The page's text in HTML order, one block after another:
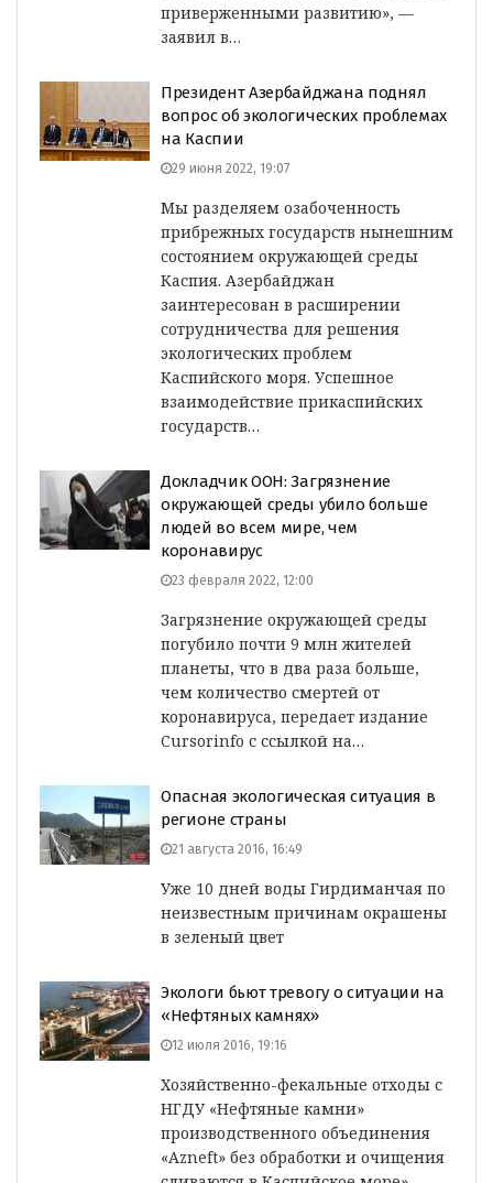
приверженными развитию», —
заявил в…
Президент Азербайджана поднял
вопрос об экологических проблемах
на Каспии
29 июня 2022, 19:07
Мы разделяем озабоченность
прибрежных государств нынешним
состоянием окружающей среды
Каспия. Азербайджан
заинтересован в расширении
сотрудничества для решения
экологических проблем
Каспийского моря. Успешное
взаимодействие прикаспийских
государств…
Докладчик ООН: Загрязнение
окружающей среды убило больше
людей во всем мире, чем
коронавирус
23 февраля 2022, 12:00
Загрязнение окружающей среды
погубило почти 9 млн жителей
планеты, что в два раза больше,
чем количество смертей от
коронавируса, передает издание
Cursorinfo с ссылкой на…
Опасная экологическая ситуация в
регионе страны
21 августа 2016, 16:49
Уже 10 дней воды Гирдиманчая по
неизвестным причинам окрашены
в зеленый цвет
Экологи бьют тревогу о ситуации на
«Нефтяных камнях»
12 июля 2016, 19:16
Хозяйственно-фекальные отходы с
НГДУ «Нефтяные камни»
производственного объединения
«Azneft» без обработки и очищения